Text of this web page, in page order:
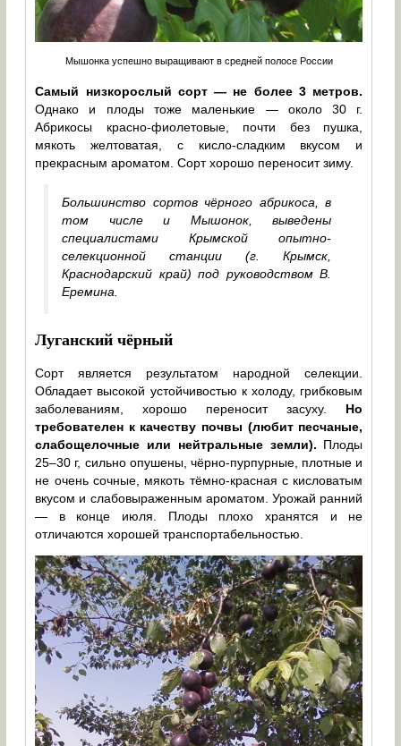
Мышонка успешно выращивают в средней полосе России
Самый низкорослый сорт — не более 3 метров.
Однако и плоды тоже маленькие — около 30 г.
Абрикосы красно-фиолетовые, почти без пушка,
мякоть желтоватая, с кисло-сладким вкусом и
прекрасным ароматом. Сорт хорошо переносит зиму.
Большинство сортов чёрного абрикоса, в
том числе и Мышонок, выведены
специалистами Крымской опытно-
селекционной станции (г. Крымск,
Краснодарский край) под руководством В.
Еремина.
Луганский чёрный
Сорт является результатом народной селекции.
Обладает высокой устойчивостью к холоду, грибковым
заболеваниям, хорошо переносит засуху. Но
требователен к качеству почвы (любит песчаные,
слабощелочные или нейтральные земли). Плоды
25–30 г, сильно опушены, чёрно-пурпурные, плотные и
не очень сочные, мякоть тёмно-красная с кисловатым
вкусом и слабовыраженным ароматом. Урожай ранний
— в конце июля. Плоды плохо хранятся и не
отличаются хорошей транспортабельностью.